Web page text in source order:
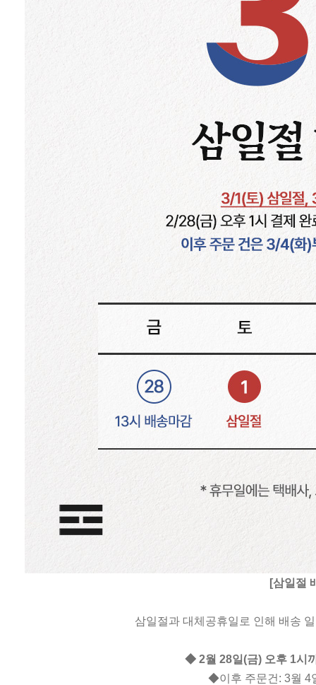
[삼일절
삼일절과 대체공휴일로 인해 배송
◆ 2월 28일(금) 오후 1시
◆이후 주문건: 3월 4